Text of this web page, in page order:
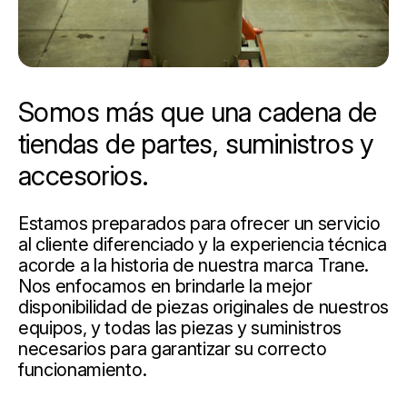
Somos más que una cadena de
tiendas de partes, suministros y
accesorios.
Estamos preparados para ofrecer un servicio
al cliente diferenciado y la experiencia técnica
acorde a la historia de nuestra marca Trane.
Nos enfocamos en brindarle la mejor
disponibilidad de piezas originales de nuestros
equipos, y todas las piezas y suministros
necesarios para garantizar su correcto
funcionamiento.